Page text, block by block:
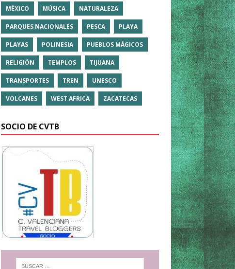
MÉXICO MÚSICA NATURALEZA
PARQUES NACIONALES PESCA PLAYA
PLAYAS POLINESIA PUEBLOS MÁGICOS
RELIGIÓN TEMPLOS TIJUANA
TRANSPORTES TREN UNESCO
VOLCANES WEST AFRICA ZACATECAS
SOCIO DE CVTB